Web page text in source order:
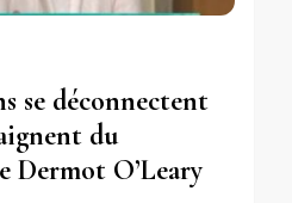
se déconnectent
du
Dermot O’Leary